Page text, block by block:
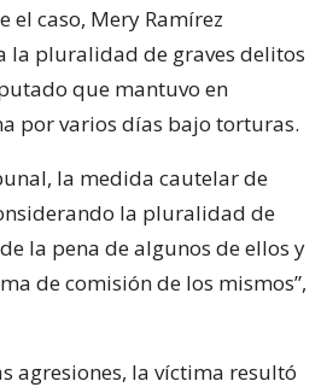
el caso, Mery Ramírez
la pluralidad de graves delitos
que mantuvo en
por varios días bajo torturas.
la medida cautelar de
la pluralidad de
la pena de algunos de ellos y
de comisión de los mismos”,
agresiones, la víctima resultó